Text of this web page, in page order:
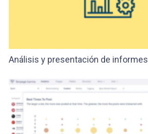
Análisis y presentación de informes